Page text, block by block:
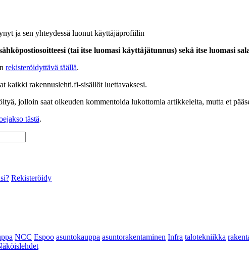
ja sen yhteydessä luonut käyttäjäprofiilin
(tai itse luomasi käyttäjätunnus) sekä itse luomasi
rekisteröidyttävä täällä.
kaikki rakennuslehti.fi-sisällöt luettavaksesi.
jolloin saat oikeuden kommentoida lukottomia artikkeleita, mutta et
tästä.
Rekisteröidy
NCC Espoo asuntokauppa asuntorakentaminen Infra talotekniikka